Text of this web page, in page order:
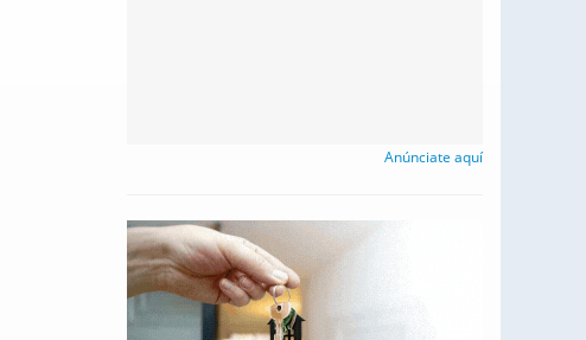
Anúnciate aquí